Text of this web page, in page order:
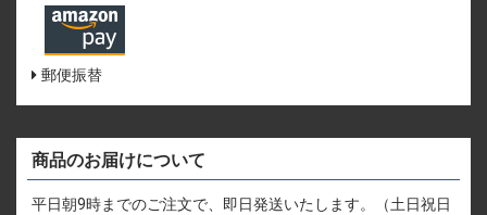
郵便振替
商品のお届けについて
平日朝9時までのご注文で、即日発送いたします。（土日祝日